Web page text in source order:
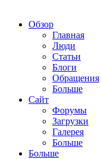
Обзор
Главная
Люди
Статьи
Блоги
Обращения
Больше
Сайт
Форумы
Загрузки
Галерея
Больше
Больше